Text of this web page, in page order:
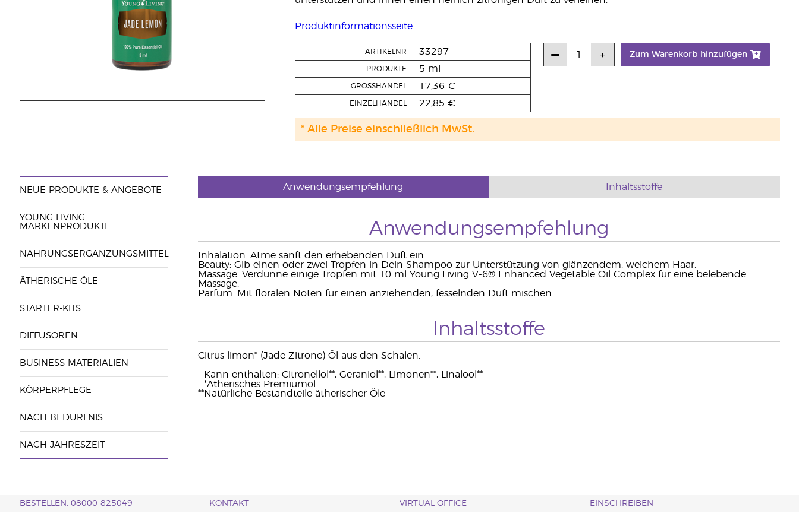
Produktinformationsseite
ARTIKELNR 33297
PRODUKTE 5 ml
GROSSHANDEL 17,36 €
EINZELHANDEL 22,85 €
Zum Warenkorb hinzufügen
* Alle Preise einschließlich MwSt.
NEUE PRODUKTE & ANGEBOTE
YOUNG LIVING
MARKENPRODUKTE
NAHRUNGSERGÄNZUNGSMITTEL
ÄTHERISCHE ÖLE
STARTER-KITS
DIFFUSOREN
BUSINESS MATERIALIEN
KÖRPERPFLEGE
NACH BEDÜRFNIS
NACH JAHRESZEIT
Anwendungsempfehlung Inhaltsstoffe
Anwendungsempfehlung
Inhalation: Atme sanft den erhebenden Duft ein.
Beauty: Gib einen oder zwei Tropfen in Dein Shampoo zur Unterstützung von glänzendem, weichem Haar.
Massage: Verdünne einige Tropfen mit 10 ml Young Living V-6® Enhanced Vegetable Oil Complex für eine belebende
Massage.
Parfüm: Mit floralen Noten für einen anziehenden, fesselnden Duft mischen.
Inhaltsstoffe
Citrus limon* (Jade Zitrone) Öl aus den Schalen.
Kann enthalten: Citronellol**, Geraniol**, Limonen**, Linalool**
*Ätherisches Premiumöl.
**Natürliche Bestandteile ätherischer Öle
BESTELLEN: 08000-825049 KONTAKT VIRTUAL OFFICE EINSCHREIBEN